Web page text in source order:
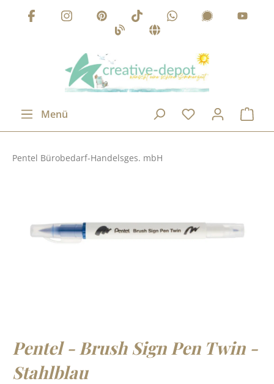
Zum Hauptinhalt springen
Menü
Pentel Bürobedarf-Handelsges. mbH
Pentel - Brush Sign Pen Twin -
Stahlblau